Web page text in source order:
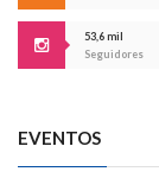
53,6 mil
Seguidores
EVENTOS